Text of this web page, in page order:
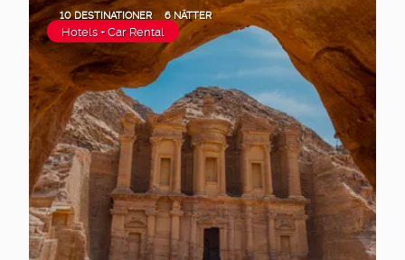
10 DESTINATIONER 6 NÄTTER
Hotels + Car Rental